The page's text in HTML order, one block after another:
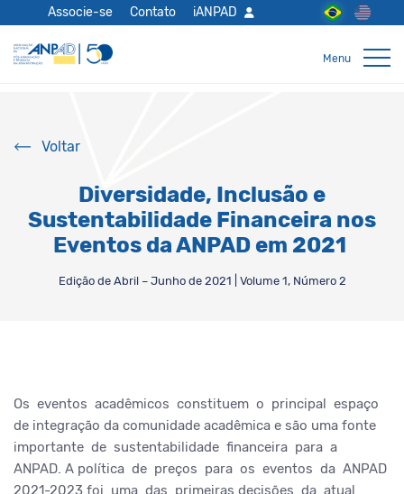
Associe-se Contato iANPAD
Voltar
Diversidade, Inclusão e
Sustentabilidade Financeira nos
Eventos da ANPAD em 2021
Edição de Abril – Junho de 2021 | Volume 1, Número 2
Os eventos acadêmicos constituem o principal espaço
de integração da comunidade acadêmica e são uma fonte
importante de sustentabilidade financeira para a
ANPAD. A política de preços para os eventos da ANPAD
2021-2023 foi uma das primeiras decisões da atual